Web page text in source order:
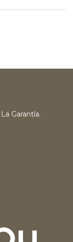
Garantía.